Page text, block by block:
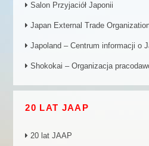
Salon Przyjaciół Japonii
Japan External Trade
Japoland – Centrum informacji o
Shokokai – Organizacja
20 LAT JAAP
20 lat JAAP